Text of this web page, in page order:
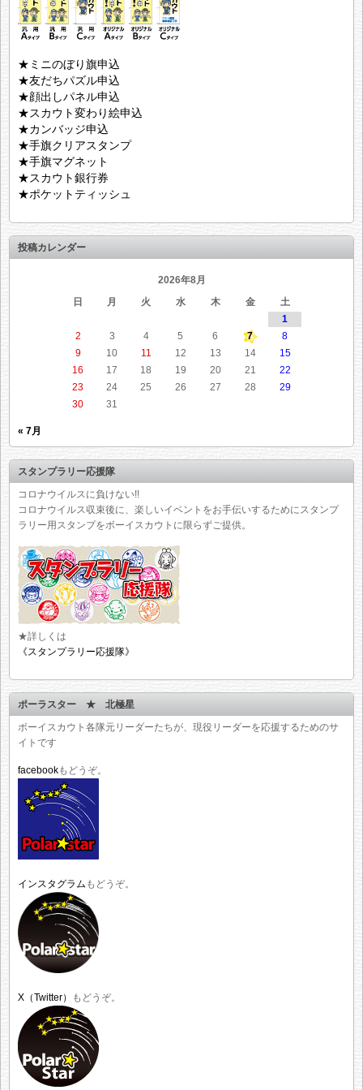
★ミニのぼり旗申込
★友だちパズル申込
★顔出しパネル申込
★スカウト変わり絵申込
★カンバッジ申込
★手旗クリアスタンプ
★手旗マグネット
★スカウト銀行券
★ポケットティッシュ
投稿カレンダー
2026年8月
日
月 火 水 木 金
土
1
2
3 4 5 6 7
8
9
10 11 12 13 14
15
16
17 18 19 20 21
22
23
24 25 26 27 28
29
30
31
« 7月
スタンプラリー応援隊
コロナウイルスに負けない!!
コロナウイルス収束後に、楽しいイベントをお手伝いするためにスタンプ
ラリー用スタンプをボーイスカウトに限らずご提供。
★詳しくは
《スタンプラリー応援隊》
ポーラスター ★ 北極星
ボーイスカウト各隊元リーダーたちが、現役リーダーを応援するためのサ
イトです
facebookもどうぞ。
インスタグラム もどうぞ。
X（Twitter） もどうぞ。